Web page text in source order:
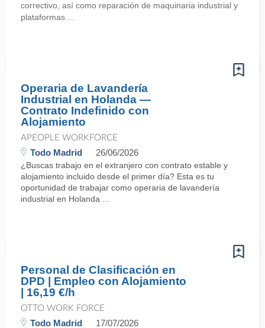
correctivo, así como reparación de maquinaria industrial y
plataformas ...
Operaria de Lavandería
Industrial en Holanda —
Contrato Indefinido con
Alojamiento
APEOPLE WORKFORCE
Todo Madrid 26/06/2026
¿Buscas trabajo en el extranjero con contrato estable y
alojamiento incluido desde el primer día? Esta es tu
oportunidad de trabajar como operaria de lavandería
industrial en Holanda ...
Personal de Clasificación en
DPD | Empleo con Alojamiento
| 16,19 €/h
OTTO WORK FORCE
Todo Madrid 17/07/2026